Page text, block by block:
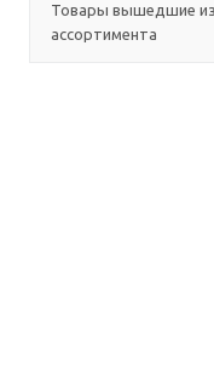
Товары вышедшие из
ассортимента